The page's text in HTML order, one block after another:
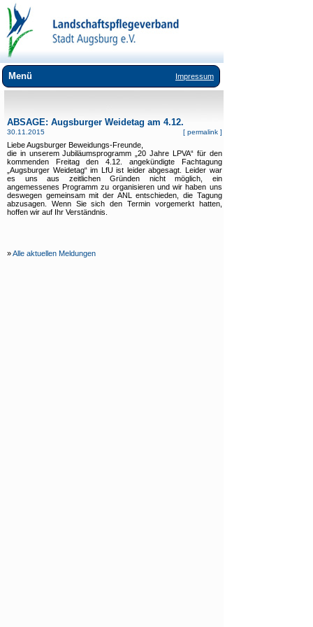
Impressum
Menü
Landschaftspflege
Umweltbildung
Lebensräume
Arten
ABSAGE: Augsburger Weidetag am 4.12.
[ permalink]
30.11.2015
Liebe Augsburger Beweidungs-Freunde,
die in unserem Jubiläumsprogramm „20 Jahre LPVA“ für den
kommenden Freitag den 4.12. angekündigte Fachtagung
„Augsburger Weidetag“ im LfU ist leider abgesagt. Leider war
es uns aus zeitlichen Gründen nicht möglich, ein
angemessenes Programm zu organisieren und wir haben uns
deswegen gemeinsam mit der ANL entschieden, die Tagung
abzusagen. Wenn Sie sich den Termin vorgemerkt hatten,
hoffen wir auf Ihr Verständnis.
»Alle aktuellen Meldungen